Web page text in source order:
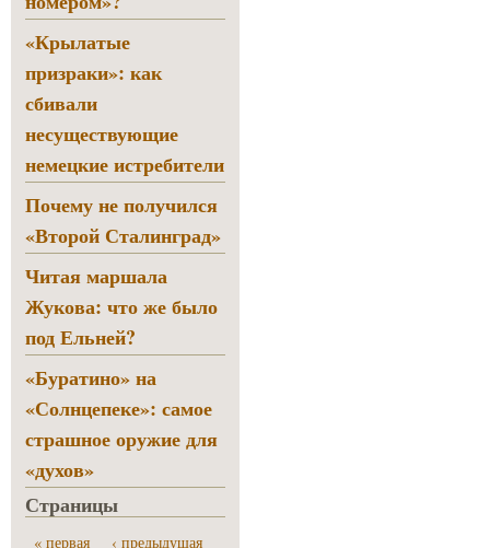
«Крылатые
призраки»: как
сбивали
несуществующие
немецкие истребители
Почему не получился
«Второй Сталинград»
Читая маршала
Жукова: что же было
под Ельней?
«Буратино» на
«Солнцепеке»: самое
страшное оружие для
«духов»
Страницы
« первая ‹ предыдущая